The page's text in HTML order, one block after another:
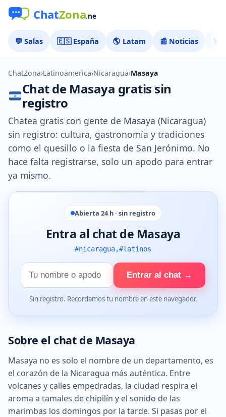
💬 Salas 🇪🇸 España 🌎 Latam 📰 Noticias 🏅
ChatZona›Latinoamerica›Nicaragua›Masaya
Chat de Masaya gratis sin
registro
Chatea gratis con gente de Masaya (Nicaragua)
sin registro: cultura, gastronomía y tradiciones
como el quesillo o la fiesta de San Jerónimo. No
hace falta registrarse, solo un apodo para entrar
ya mismo.
Abierta 24 h · sin registro
Entra al chat de Masaya
#nicaragua,#latinos
Tu
nombre
Entrar al chat →
Sin registro. Recordamos tu nombre en este navegador.
Sobre el chat de Masaya
Masaya no es solo el nombre de un departamento, es
el corazón de la Nicaragua más auténtica. Entre
volcanes y calles empedradas, la ciudad respira el
aroma a tamales de chipilín y el sonido de las
marimbas los domingos por la tarde. Si pasas por el